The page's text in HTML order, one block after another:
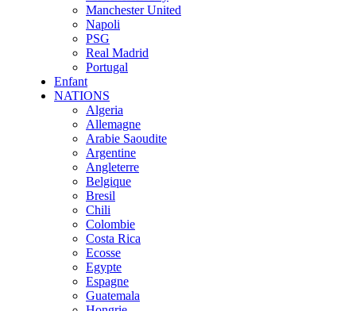
Manchester United
Napoli
PSG
Real Madrid
Portugal
Enfant
NATIONS
Algeria
Allemagne
Arabie Saoudite
Argentine
Angleterre
Belgique
Bresil
Chili
Colombie
Costa Rica
Ecosse
Egypte
Espagne
Guatemala